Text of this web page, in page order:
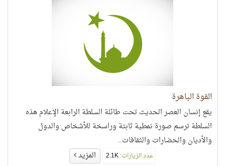
القوة الباهرة
يقع إنسان العصر الحديث تحت طائلة السلطة الرابعة الإعلام هذه
السلطة ترسم صورة نمطية ثابتة وراسخة للأشخاص والدول
والأديان والحضارات والثقافات..
عدد الزيارات: المزيد